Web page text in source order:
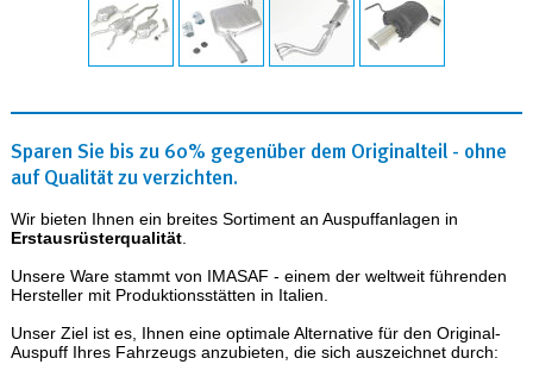
Sparen Sie bis zu 60% gegenüber dem Originalteil - ohne
auf Qualität zu verzichten.
Wir bieten Ihnen ein breites Sortiment an Auspuffanlagen in
Erstausrüsterqualität.
Unsere Ware stammt von IMASAF - einem der weltweit führenden
Hersteller mit Produktionsstätten in Italien.
Unser Ziel ist es, Ihnen eine optimale Alternative für den Original-
Auspuff Ihres Fahrzeugs anzubieten, die sich auszeichnet durch: